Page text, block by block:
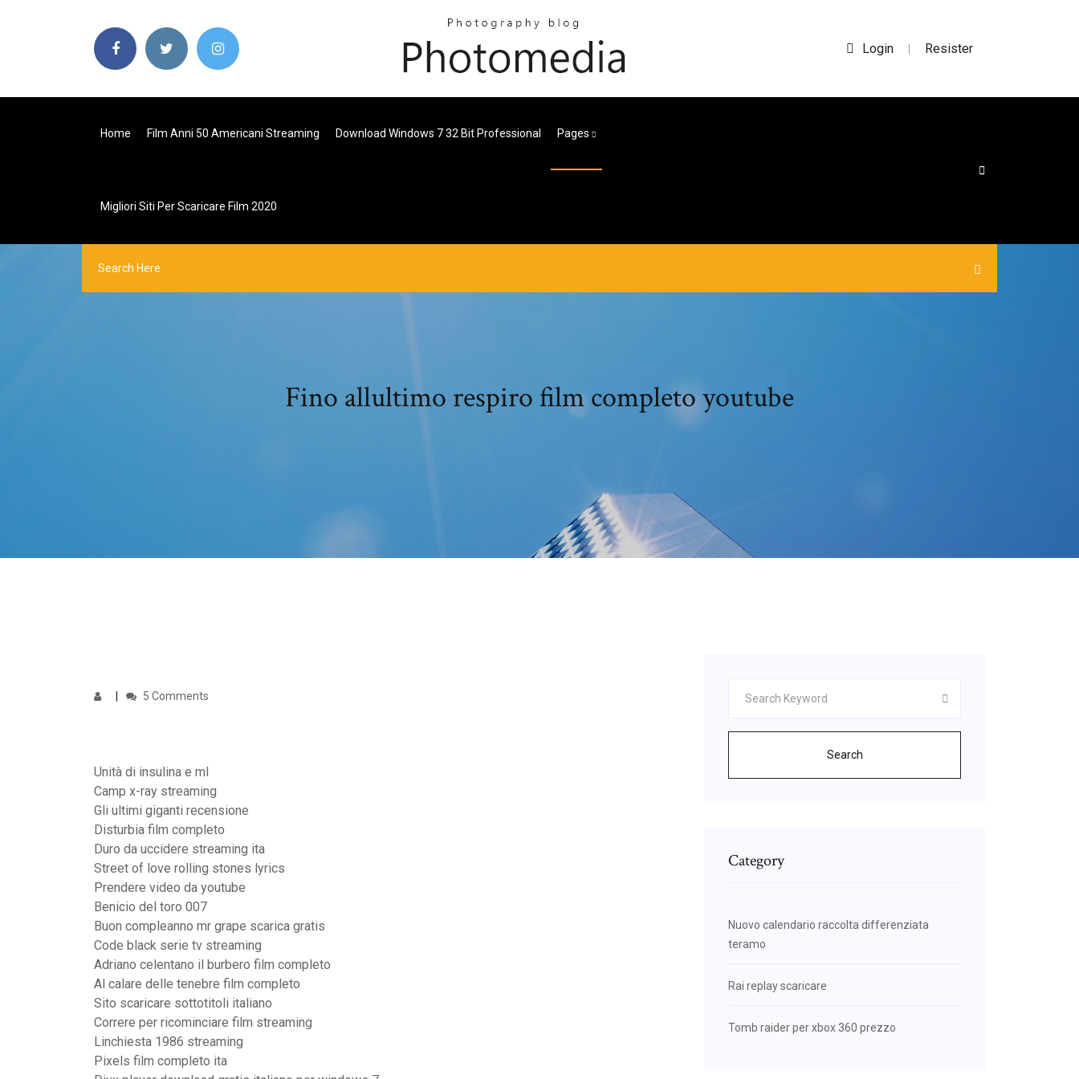
Login | Resister
Home Film Anni 50 Americani Streaming Download Windows 7 32 Bit Professional Pages
Migliori Siti Per Scaricare Film 2020
Fino allultimo respiro film completo youtube
5 Comments
Unità di insulina e ml
Camp x-ray streaming
Gli ultimi giganti recensione
Disturbia film completo
Duro da uccidere streaming ita
Street of love rolling stones lyrics
Prendere video da youtube
Benicio del toro 007
Buon compleanno mr grape scarica gratis
Code black serie tv streaming
Adriano celentano il burbero film completo
Al calare delle tenebre film completo
Sito scaricare sottotitoli italiano
Correre per ricominciare film streaming
Linchiesta 1986 streaming
Pixels film completo ita
Search
Category
Nuovo calendario raccolta differenziata
teramo
Rai replay scaricare
Tomb raider per xbox 360 prezzo